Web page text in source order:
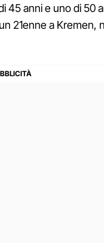
anni e uno di 50
21enne a Kremen,